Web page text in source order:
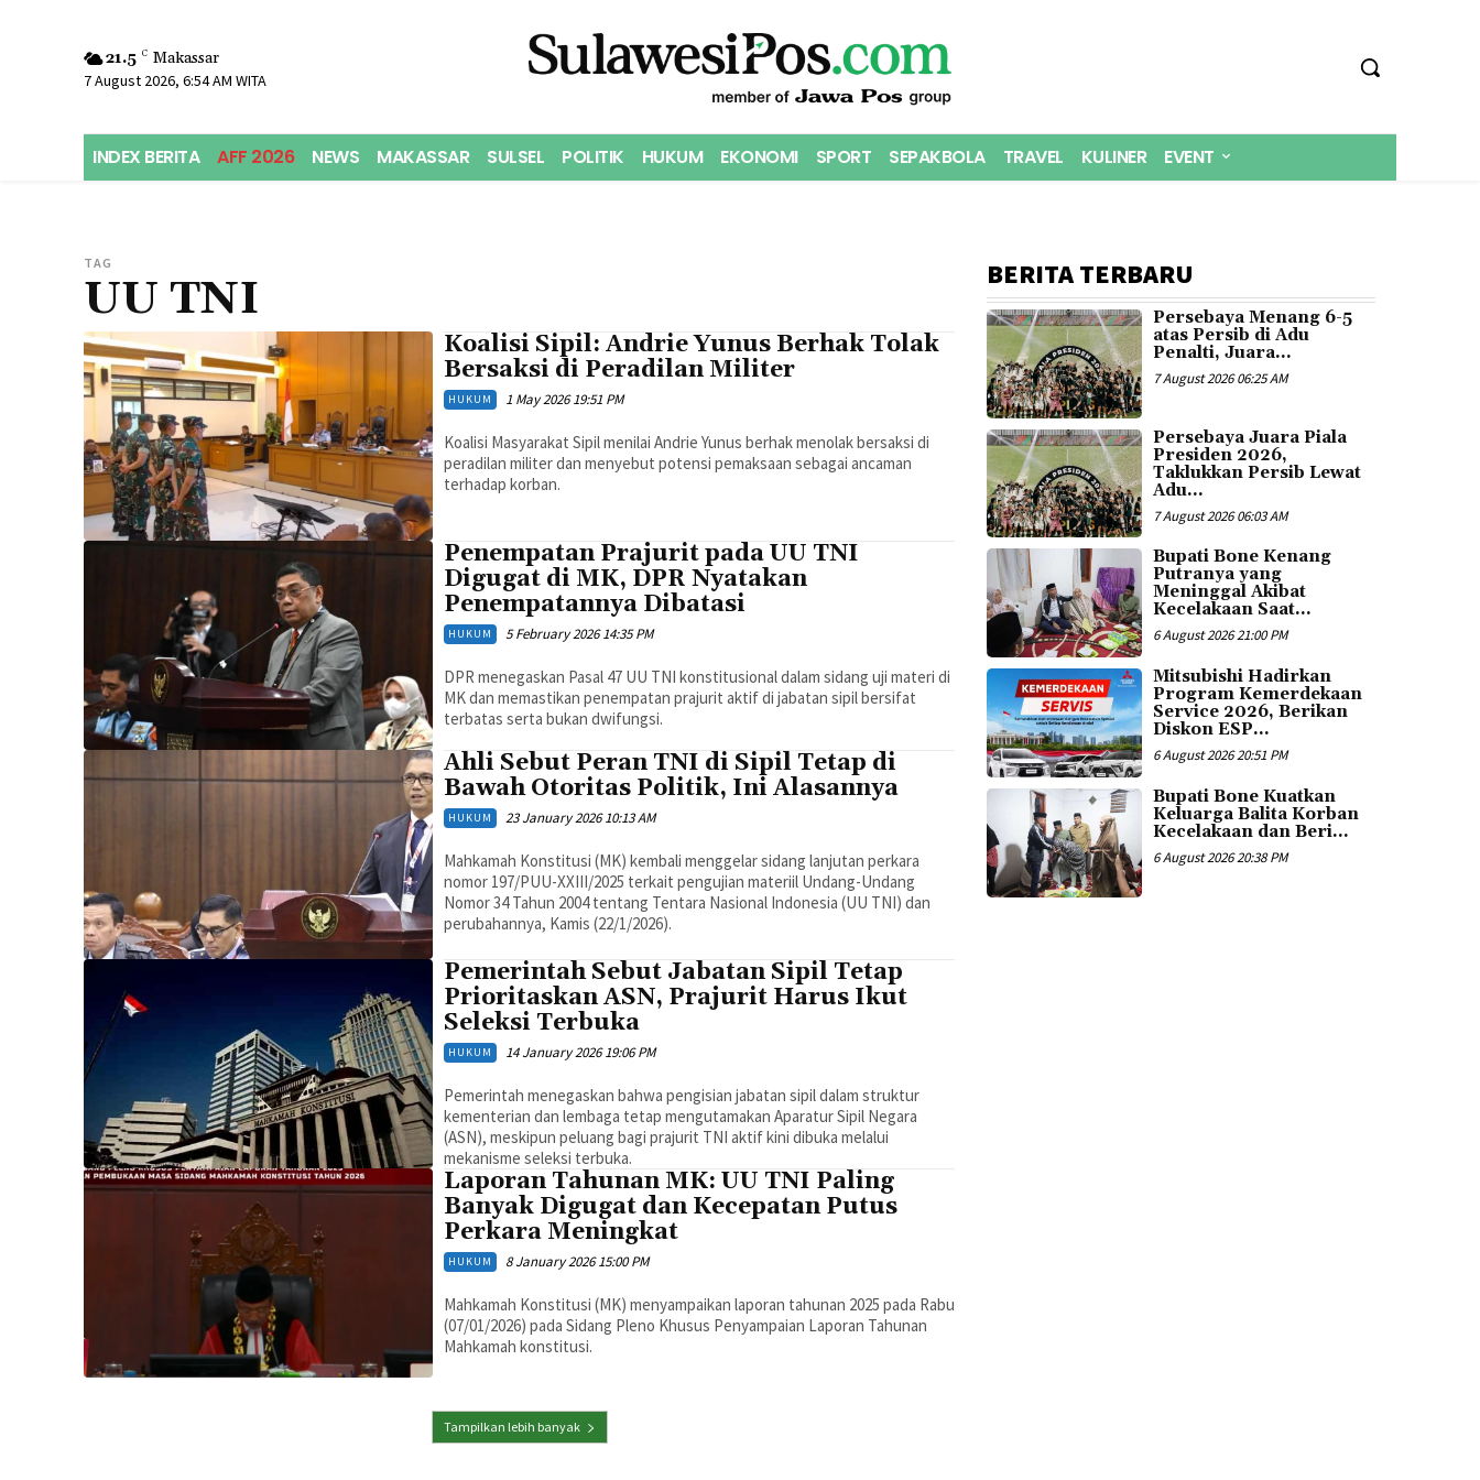
21.5 C Makassar
7 August 2026, 6:54 AM WITA
INDEX BERITA AFF 2026 NEWS MAKASSAR SULSEL POLITIK HUKUM EKONOMI SPORT SEPAKBOLA TRAVEL KULINER EVENT
TAG
UU TNI
Koalisi Sipil: Andrie Yunus Berhak Tolak
Bersaksi di Peradilan Militer
HUKUM 1 May 2026 19:51 PM
Koalisi Masyarakat Sipil menilai Andrie Yunus berhak menolak bersaksi di
peradilan militer dan menyebut potensi pemaksaan sebagai ancaman
terhadap korban.
Penempatan Prajurit pada UU TNI
Digugat di MK, DPR Nyatakan
Penempatannya Dibatasi
HUKUM 5 February 2026 14:35 PM
DPR menegaskan Pasal 47 UU TNI konstitusional dalam sidang uji materi di
MK dan memastikan penempatan prajurit aktif di jabatan sipil bersifat
terbatas serta bukan dwifungsi.
Ahli Sebut Peran TNI di Sipil Tetap di
Bawah Otoritas Politik, Ini Alasannya
HUKUM 23 January 2026 10:13 AM
Mahkamah Konstitusi (MK) kembali menggelar sidang lanjutan perkara
nomor 197/PUU-XXIII/2025 terkait pengujian materiil Undang-Undang
Nomor 34 Tahun 2004 tentang Tentara Nasional Indonesia (UU TNI) dan
perubahannya, Kamis (22/1/2026).
Pemerintah Sebut Jabatan Sipil Tetap
Prioritaskan ASN, Prajurit Harus Ikut
Seleksi Terbuka
HUKUM 14 January 2026 19:06 PM
Pemerintah menegaskan bahwa pengisian jabatan sipil dalam struktur
kementerian dan lembaga tetap mengutamakan Aparatur Sipil Negara
(ASN), meskipun peluang bagi prajurit TNI aktif kini dibuka melalui
mekanisme seleksi terbuka.
Laporan Tahunan MK: UU TNI Paling
Banyak Digugat dan Kecepatan Putus
Perkara Meningkat
HUKUM 8 January 2026 15:00 PM
Mahkamah Konstitusi (MK) menyampaikan laporan tahunan 2025 pada Rabu
(07/01/2026) pada Sidang Pleno Khusus Penyampaian Laporan Tahunan
Mahkamah konstitusi.
Tampilkan lebih banyak
BERITA TERBARU
Persebaya Menang 6-5
atas Persib di Adu
Penalti, Juara...
7 August 2026 06:25 AM
Persebaya Juara Piala
Presiden 2026,
Taklukkan Persib Lewat
Adu...
7 August 2026 06:03 AM
Bupati Bone Kenang
Putranya yang
Meninggal Akibat
Kecelakaan Saat...
6 August 2026 21:00 PM
Mitsubishi Hadirkan
Program Kemerdekaan
Service 2026, Berikan
Diskon ESP...
6 August 2026 20:51 PM
Bupati Bone Kuatkan
Keluarga Balita Korban
Kecelakaan dan Beri...
6 August 2026 20:38 PM